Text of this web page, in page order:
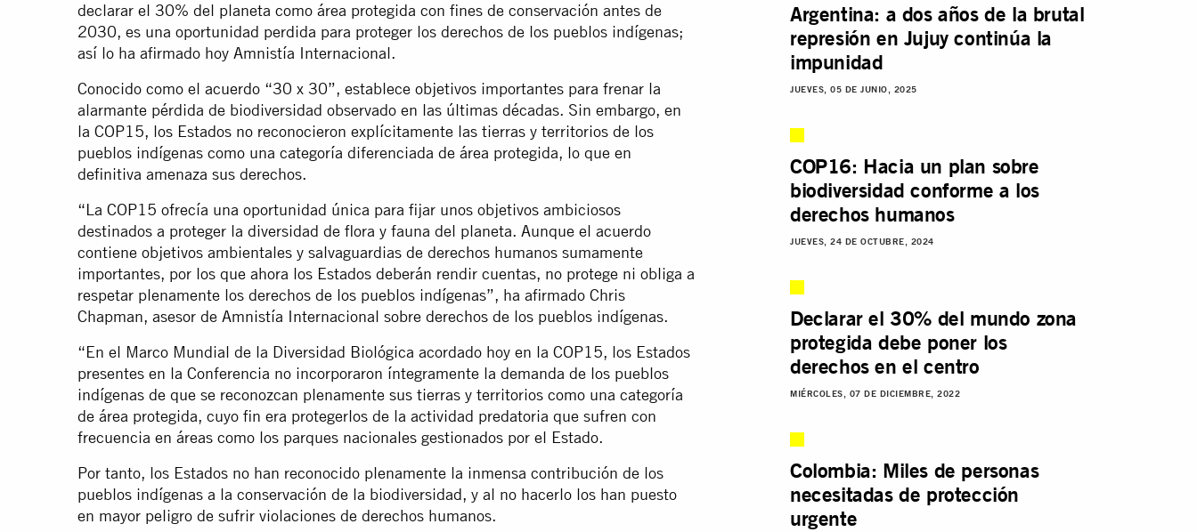
declarar el 30% del planeta como área protegida con fines de conservación antes de
2030, es una oportunidad perdida para proteger los derechos de los pueblos indígenas;
así lo ha afirmado hoy Amnistía Internacional.
Conocido como el acuerdo “30 x 30”, establece objetivos importantes para frenar la
alarmante pérdida de biodiversidad observado en las últimas décadas. Sin embargo, en
la COP15, los Estados no reconocieron explícitamente las tierras y territorios de los
pueblos indígenas como una categoría diferenciada de área protegida, lo que en
definitiva amenaza sus derechos.
“La COP15 ofrecía una oportunidad única para fijar unos objetivos ambiciosos
destinados a proteger la diversidad de flora y fauna del planeta. Aunque el acuerdo
contiene objetivos ambientales y salvaguardias de derechos humanos sumamente
importantes, por los que ahora los Estados deberán rendir cuentas, no protege ni obliga a
respetar plenamente los derechos de los pueblos indígenas”, ha afirmado Chris
Chapman, asesor de Amnistía Internacional sobre derechos de los pueblos indígenas.
“En el Marco Mundial de la Diversidad Biológica acordado hoy en la COP15, los Estados
presentes en la Conferencia no incorporaron íntegramente la demanda de los pueblos
indígenas de que se reconozcan plenamente sus tierras y territorios como una categoría
de área protegida, cuyo fin era protegerlos de la actividad predatoria que sufren con
frecuencia en áreas como los parques nacionales gestionados por el Estado.
Por tanto, los Estados no han reconocido plenamente la inmensa contribución de los
pueblos indígenas a la conservación de la biodiversidad, y al no hacerlo los han puesto
en mayor peligro de sufrir violaciones de derechos humanos.
Argentina: a dos años de la brutal
represión en Jujuy continúa la
impunidad
JUEVES, 05 DE JUNIO, 2025
COP16: Hacia un plan sobre
biodiversidad conforme a los
derechos humanos
JUEVES, 24 DE OCTUBRE, 2024
Declarar el 30% del mundo zona
protegida debe poner los
derechos en el centro
MIÉRCOLES, 07 DE DICIEMBRE, 2022
Colombia: Miles de personas
necesitadas de protección
urgente